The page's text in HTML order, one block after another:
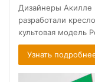
Дизайнеры
разработали
культовая модель
Узнать